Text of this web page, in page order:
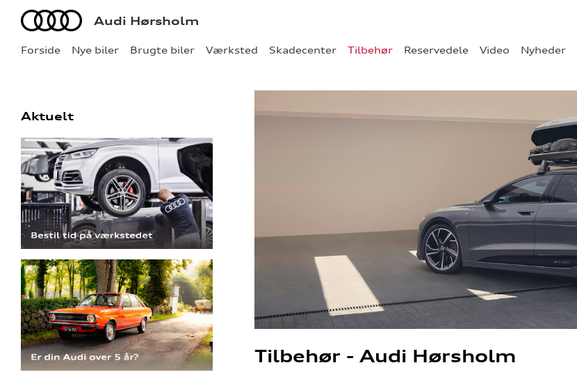
Forside Nye biler Brugte biler Værksted Skadecenter Tilbehør Reservedele Video Nyheder
Audi Audi Hørsholm
Aktuelt
Tilbehør - Audi Hørsholm